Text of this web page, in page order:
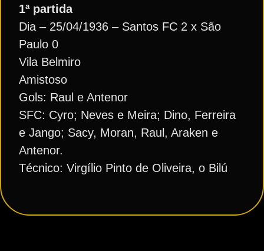
1ª partida
Dia – 25/04/1936 – Santos FC 2 x São
Paulo 0
Vila Belmiro
Amistoso
Gols: Raul e Antenor
SFC: Cyro; Neves e Meira; Dino, Ferreira
e Jango; Sacy, Moran, Raul, Araken e
Antenor.
Técnico: Virgílio Pinto de Oliveira, o Bilú